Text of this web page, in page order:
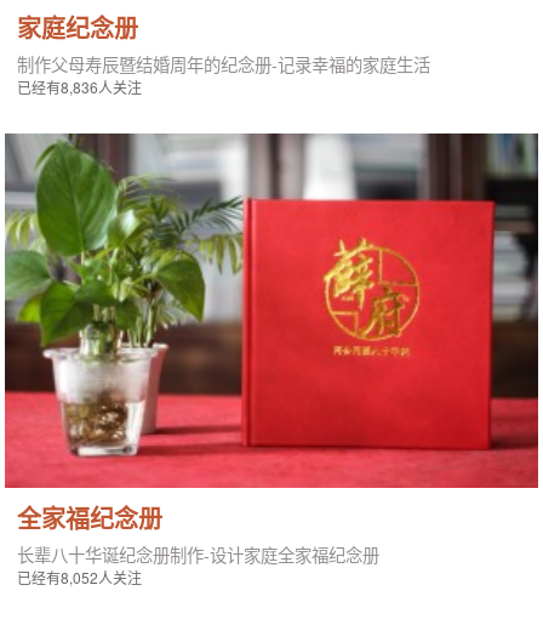
家庭纪念册
制作父母寿辰暨结婚周年的纪念册-记录幸福的家庭生活
已经有8,836人关注
全家福纪念册
长辈八十华诞纪念册制作-设计家庭全家福纪念册
已经有8,052人关注